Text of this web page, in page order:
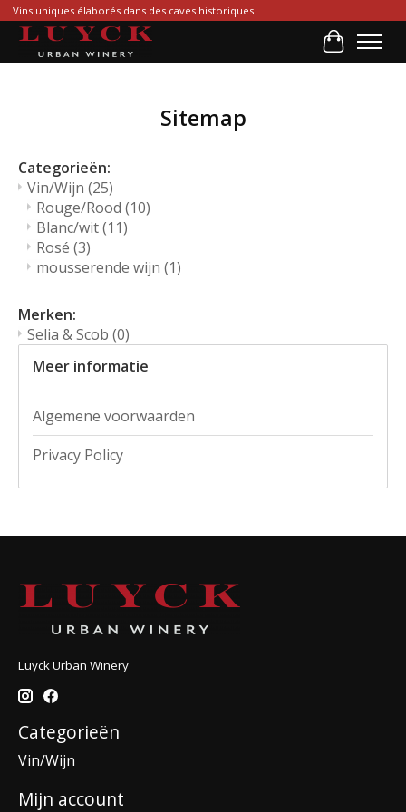
Vins uniques élaborés dans des caves historiques
Sitemap
Categorieën:
Vin/Wijn (25)
Rouge/Rood (10)
Blanc/wit(11)
Rosé (3)
mousserende wijn (1)
Merken:
Selia & Scob (0)
Meer informatie
Algemene voorwaarden
Privacy Policy
Luyck Urban Winery
Categorieën
Vin/Wijn
Mijn account